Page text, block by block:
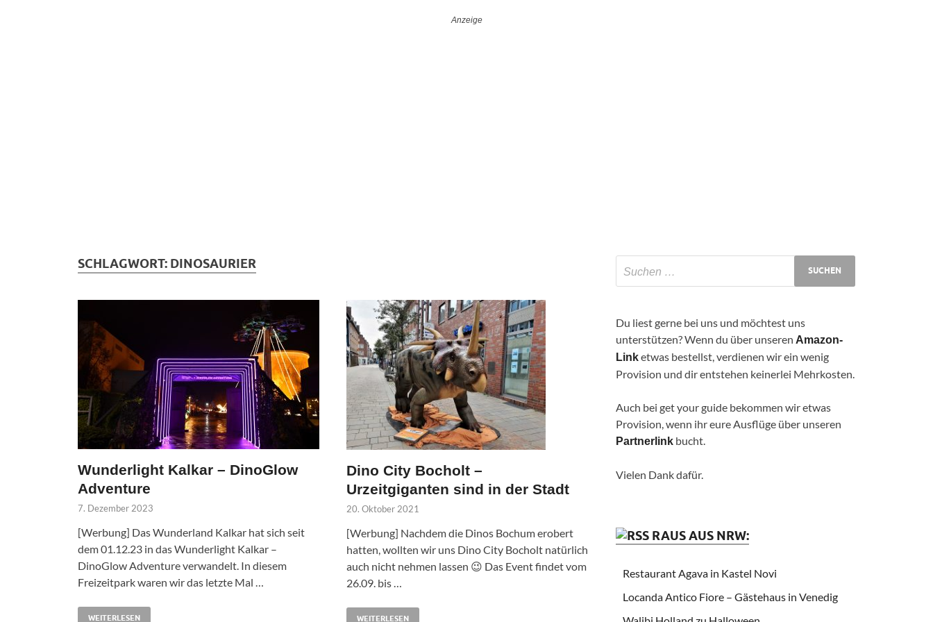
SCHLAGWORT: DINOSAURIER
Wunderlight Kalkar – DinoGlow
Adventure
7. Dezember 2023
[Werbung] Das Wunderland Kalkar hat sich seit
dem 01.12.23 in das Wunderlight Kalkar –
DinoGlow Adventure verwandelt. In diesem
Freizeitpark waren wir das letzte Mal …
WEITERLESEN
Dino City Bocholt –
Urzeitgiganten sind in der Stadt
20. Oktober 2021
[Werbung] Nachdem die Dinos Bochum erobert
hatten, wollten wir uns Dino City Bocholt natürlich
auch nicht nehmen lassen 😉 Das Event findet vom
26.09. bis …
WEITERLESEN
Du liest gerne bei uns und möchtest uns
unterstützen? Wenn du über unseren Amazon-
Linketwas bestellst, verdienen wir ein wenig
Provision und dir entstehen keinerlei Mehrkosten.
Auch bei get your guide bekommen wir etwas
Provision, wenn ihr eure Ausflüge über unseren
Partnerlink bucht.
Vielen Dank dafür.
RAUS AUS NRW:
Restaurant Agava in Kastel Novi
Locanda Antico Fiore – Gästehaus in Venedig